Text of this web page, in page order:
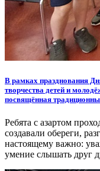
В рамках празднования
творчества детей и
посвящённая
Ребята с азартом
создавали обереги,
настоящему важно:
умение слышать друг